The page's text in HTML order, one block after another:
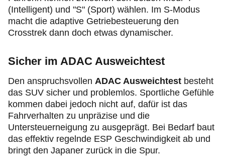
(Intelligent) und "S" (Sport) wählen. Im S-Modus
macht die adaptive Getriebesteuerung den
Crosstrek dann doch etwas dynamischer.
Sicher im ADAC Ausweichtest
Den anspruchsvollen ADAC Ausweichtest besteht
das SUV sicher und problemlos. Sportliche Gefühle
kommen dabei jedoch nicht auf, dafür ist das
Fahrverhalten zu unpräzise und die
Untersteuerneigung zu ausgeprägt. Bei Bedarf baut
das effektiv regelnde ESP Geschwindigkeit ab und
bringt den Japaner zurück in die Spur.